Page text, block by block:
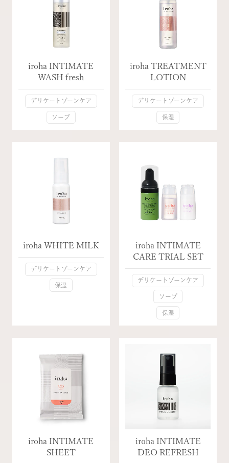
iroha INTIMATE
WASH fresh
デリケートゾーンケア
ソープ
iroha TREATMENT
LOTION
デリケートゾーンケア
保湿
iroha WHITE MILK
デリケートゾーンケア
保湿
iroha INTIMATE
CARE TRIAL SET
デリケートゾーンケア
ソープ
保湿
iroha INTIMATE
SHEET
iroha INTIMATE
DEO REFRESH